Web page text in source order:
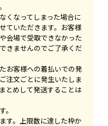
くなってしまった場合に
ていただきます。お客様
会場で受取できなかった
きませんのでご了承くだ
お客様への着払いでの発
注文ごとに発生いたしま
とめして発送することは
。
す。上限数に達した枠か